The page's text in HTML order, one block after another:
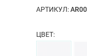
АРТИКУЛ:
ЦВЕТ: